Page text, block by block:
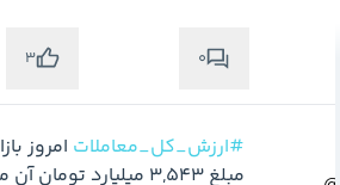
0
3
#ارزش_کل_معاملات
مبلغ 3,543 میلیارد تومان آن مربوط به معاملات خرد